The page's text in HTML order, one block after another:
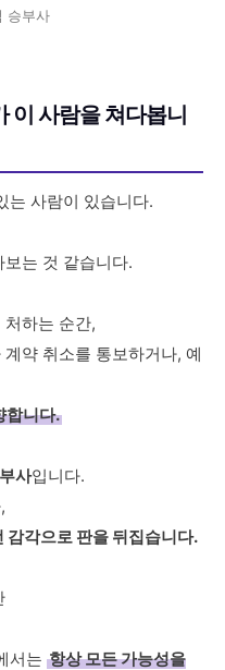
승부사
이 사람을 쳐다봅니
는 사람이 있습니다.
는 것 같습니다.
하는 순간,
약 취소를 통보하거나, 예
합니다.
사입니다.
감각으로 판을 뒤집습니다.
서는 항상 모든 가능성을